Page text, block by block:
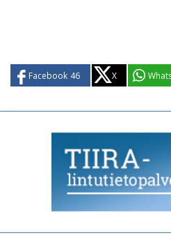
Facebook 46 X